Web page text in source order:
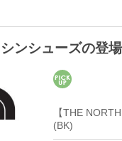
ンシューズの登場
【THE
(BK)